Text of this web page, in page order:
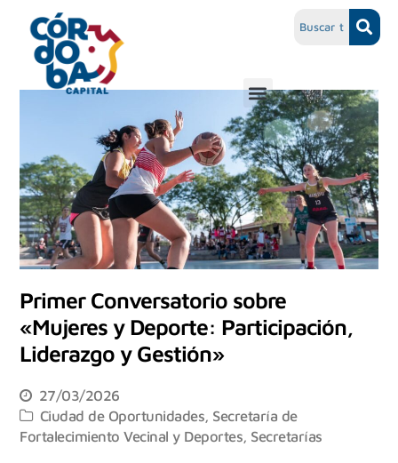
Primer Conversatorio sobre
«Mujeres y Deporte: Participación,
Liderazgo y Gestión»
27/03/2026
Ciudad de Oportunidades Secretaría de
Fortalecimiento Vecinal y Deportes Secretarías